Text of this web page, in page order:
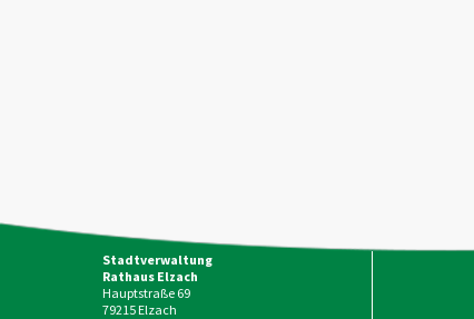
Stadtverwaltung
Rathaus Elzach
Hauptstraße 69
79215Elzach